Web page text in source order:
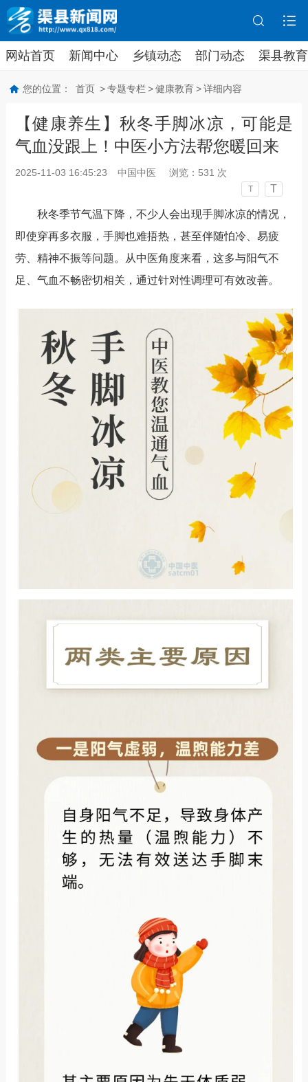
网站首页 新闻中心 乡镇动态 部门动态 渠县教育
您的位置： 首页 > 专题专栏 > 健康教育 > 详细内容
【健康养生】秋冬手脚冰凉，可能是
气血没跟上！中医小方法帮您暖回来
2025-11-03 16:45:23 中国中医 浏览： 531 次
T T
秋冬季节气温下降，不少人会出现手脚冰凉的情况，
即使穿再多衣服，手脚也难捂热，甚至伴随怕冷、易疲
劳、精神不振等问题。从中医角度来看，这多与阳气不
足、气血不畅密切相关，通过针对性调理可有效改善。